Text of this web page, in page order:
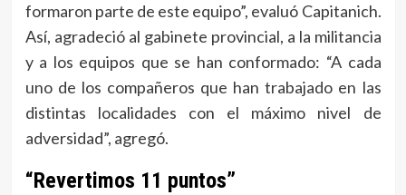
formaron parte de este equipo”, evaluó Capitanich.
Así, agradeció al gabinete provincial, a la militancia
y a los equipos que se han conformado: “A cada
uno de los compañeros que han trabajado en las
distintas localidades con el máximo nivel de
adversidad”, agregó.
“Revertimos 11 puntos”